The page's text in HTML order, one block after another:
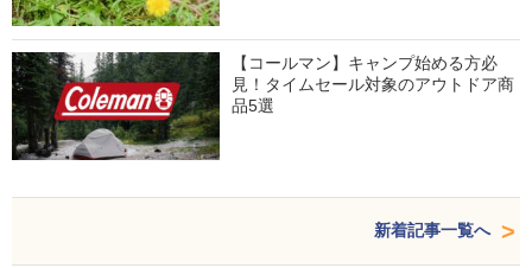
【コールマン】キャンプ始める方必
見！タイムセール対象のアウトドア商
品5選
新着記事一覧へ